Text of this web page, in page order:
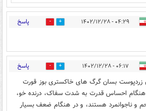
۰۴:۲۹ - ۱۴۰۲/۱۲/۲۸ 26 پاسخ
۰۶:۱۷ - ۱۴۰۲/۱۲/۲۸ 9 پاسخ
زردپوست بسان گرگ های خاکستری بوز قورت
هنگام احساس قدرت به شدت سفاک، درنده خو،
و ناجوانمرد هستند، و در هنگام ضعف بسیار